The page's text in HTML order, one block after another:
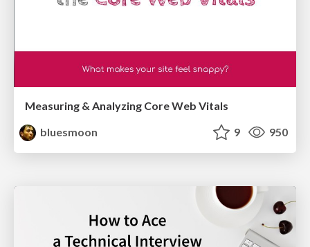
Measuring & Analyzing Core Web Vitals
bluesmoon
9 950